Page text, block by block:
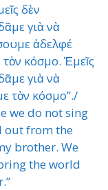
δὲν
γιὰ νὰ
ἀδελφέ
κόσμο. Ἐμεῖς
γιὰ νὰ
τὸν κόσμο”./
we do not sing
out from the
brother. We
the world